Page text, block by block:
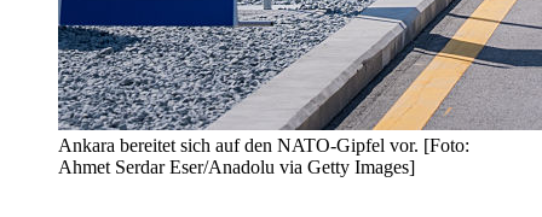
Ankara bereitet sich auf den NATO-Gipfel vor. [Foto:
Ahmet Serdar Eser/Anadolu via Getty Images]